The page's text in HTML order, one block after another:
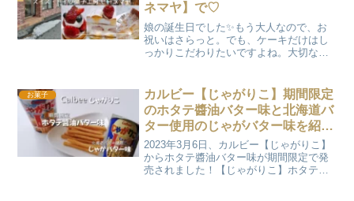
ネマヤ】で♡
娘の誕生日でした✨もう大人なので、お
祝いはさらっと。でも、ケーキだけはし
っかりこだわりたいですよね。大切な日
回は、店内の様子と私たちが食べたケー
キを紹介します。※2...
お菓子
カルビー【じゃがりこ】期間限定
のホタテ醬油バター味と北海道バ
ター使用のじゃがバター味を紹
介！
2023年3月6日、カルビー【じゃがりこ】
からホタテ醬油バター味が期間限定で発
売されました！【じゃがりこ】ホタテ醬